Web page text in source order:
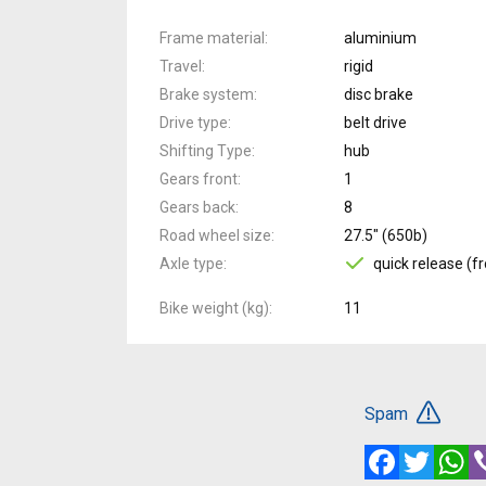
Frame material
aluminium
Travel
rigid
Brake system
disc brake
Drive type
belt drive
Shifting Type
hub
Gears front
1
Gears back
8
Road wheel size
27.5" (650b)
Axle type
quick release
Bike weight (kg) 11
Spam
FacebookTwitter